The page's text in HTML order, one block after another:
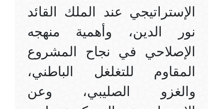
الإستراتيجي عند الملك القائد
نور الدين، وأهمية منهجه
الإصلاحي في نجاح المشروع
المقاوم للتغلغل الباطني،
والغزو الصليبي، وعن